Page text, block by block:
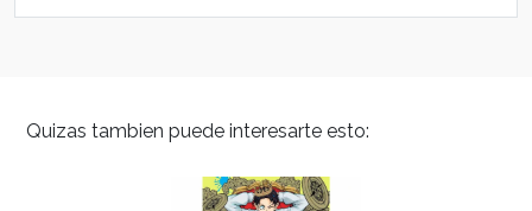
Quizas tambien puede interesarte esto: